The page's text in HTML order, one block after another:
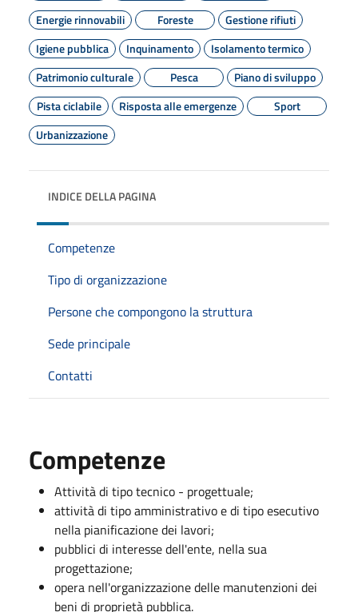
Energie rinnovabili
Foreste
Gestione rifiuti
Igiene pubblica
Inquinamento
Isolamento termico
Patrimonio culturale
Pesca
Piano di sviluppo
Pista ciclabile
Risposta alle emergenze
Sport
Urbanizzazione
INDICE DELLA PAGINA
Competenze
Tipo di organizzazione
Persone che compongono la struttura
Sede principale
Contatti
Competenze
Attività di tipo tecnico - progettuale;
attività di tipo amministrativo e di tipo esecutivo
nella pianificazione dei lavori;
pubblici di interesse dell'ente, nella sua
progettazione;
opera nell'organizzazione delle manutenzioni dei
beni di proprietà pubblica.